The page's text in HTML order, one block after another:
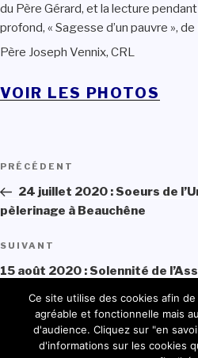
du Père Gérard, et la lecture
profond, « Sagesse d’un pauvre »,
Père Joseph Vennix, CRL
VOIR LES PHOTOS
Navigation
l’article
Article
précédent
PRÉCÉDENT
24 juillet 2020 : Soeurs de
pèlerinage à Beauchêne
Article
suivant
SUIVANT
15 août 2020 : Solennité de
Ce site utilise des cookies afin
agréable et fonctionnelle mais
d'audience. Cliquez sur "en
d'informations sur les cookies